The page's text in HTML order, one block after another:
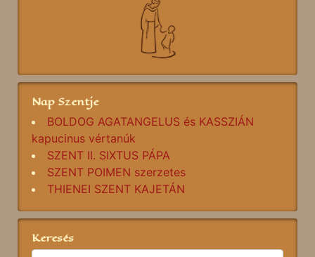
Nap Szentje
BOLDOG AGATANGELUS és KASSZIÁN
kapucinus vértanúk
SZENT II. SIXTUS PÁPA
SZENT POIMEN szerzetes
THIENEI SZENT KAJETÁN
Keresés